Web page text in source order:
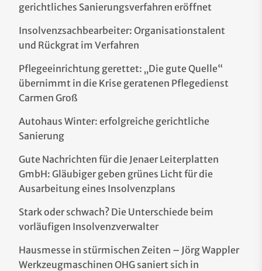
gerichtliches Sanierungsverfahren eröffnet
Insolvenzsachbearbeiter: Organisationstalent
und Rückgrat im Verfahren
Pflegeeinrichtung gerettet: „Die gute Quelle“
übernimmt in die Krise geratenen Pflegedienst
Carmen Groß
Autohaus Winter: erfolgreiche gerichtliche
Sanierung
Gute Nachrichten für die Jenaer Leiterplatten
GmbH: Gläubiger geben grünes Licht für die
Ausarbeitung eines Insolvenzplans
Stark oder schwach? Die Unterschiede beim
vorläufigen Insolvenzverwalter
Hausmesse in stürmischen Zeiten – Jörg Wappler
Werkzeugmaschinen OHG saniert sich in